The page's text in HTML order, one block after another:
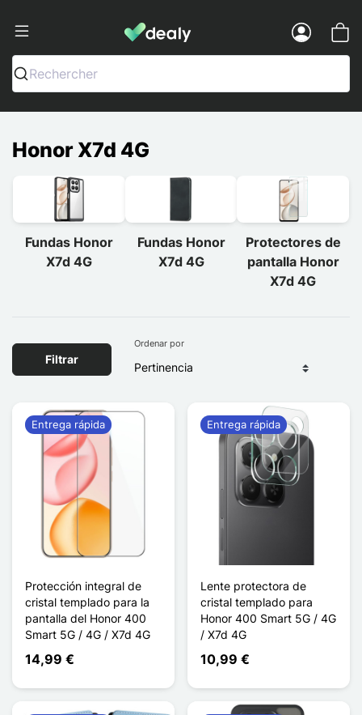
Dealy - Fundas y accesorios para
Rechercher
Honor X7d 4G
Fundas Honor
X7d 4G
Fundas Honor
X7d 4G
Protectores de
pantalla Honor
X7d 4G
Filtrar
Ordenar por
Protección integral de
cristal templado para la
pantalla del Honor 400
Smart 5G / 4G / X7d 4G
14,99 €
Entrega rápida
Lente protectora de
cristal templado para
Honor 400 Smart 5G / 4G
/ X7d 4G
10,99 €
Entrega rápida